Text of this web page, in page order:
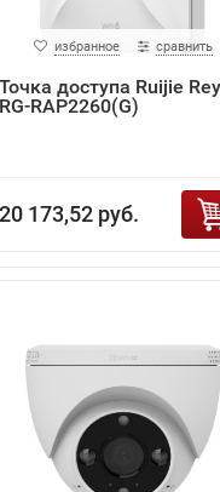
избранное сравнить
Точка доступа Ruijie
RG-RAP2260(G)
20 173,52 руб.